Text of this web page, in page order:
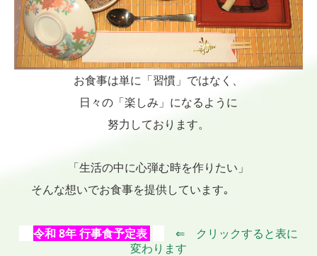
お食事は単に「習慣」ではなく、
日々の「楽しみ」になるように
努力しております。
「生活の中に心弾む時を作りたい」
そんな想いでお食事を提供しています｡
令和 8年 行事食予定表 ⇐
クリックすると表に
変わります